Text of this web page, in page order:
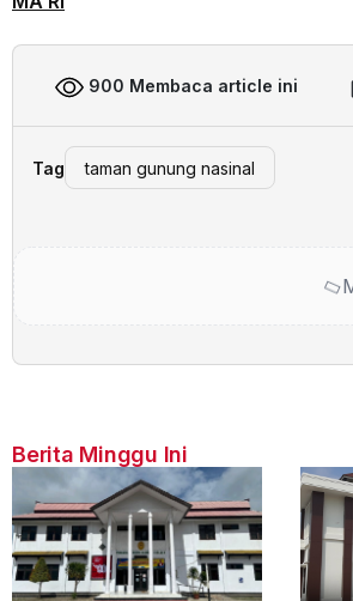
900 Membaca article ini
Tag taman gunung nasinal
Berita Minggu Ini